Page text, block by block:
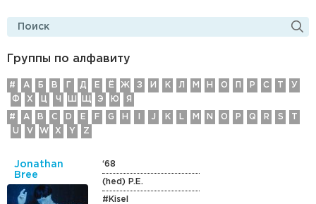
Группы по алфавиту
# А Б В Г Д E Ё Ж З И К Л М Н О П Р С Т
У
Ф
Х Ц Ч Ш Щ Э Ю Я
# A B C D E F G H J K L M N O P Q R S
T
U
V W X Y Z
Jonathan
Bree
‘68
(hed) P.E.
#Kisel